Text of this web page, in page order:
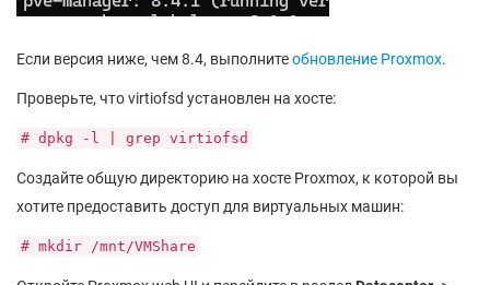
Если версия ниже, чем 8.4, выполнитеобновление Proxmox.
Проверьте, что virtiofsd установлен на хосте:
# dpkg -l | grep virtiofsd
Создайте общую директорию на хосте Proxmox, к которой вы
хотите предоставить доступ для виртуальных машин:
# mkdir /mnt/VMShare